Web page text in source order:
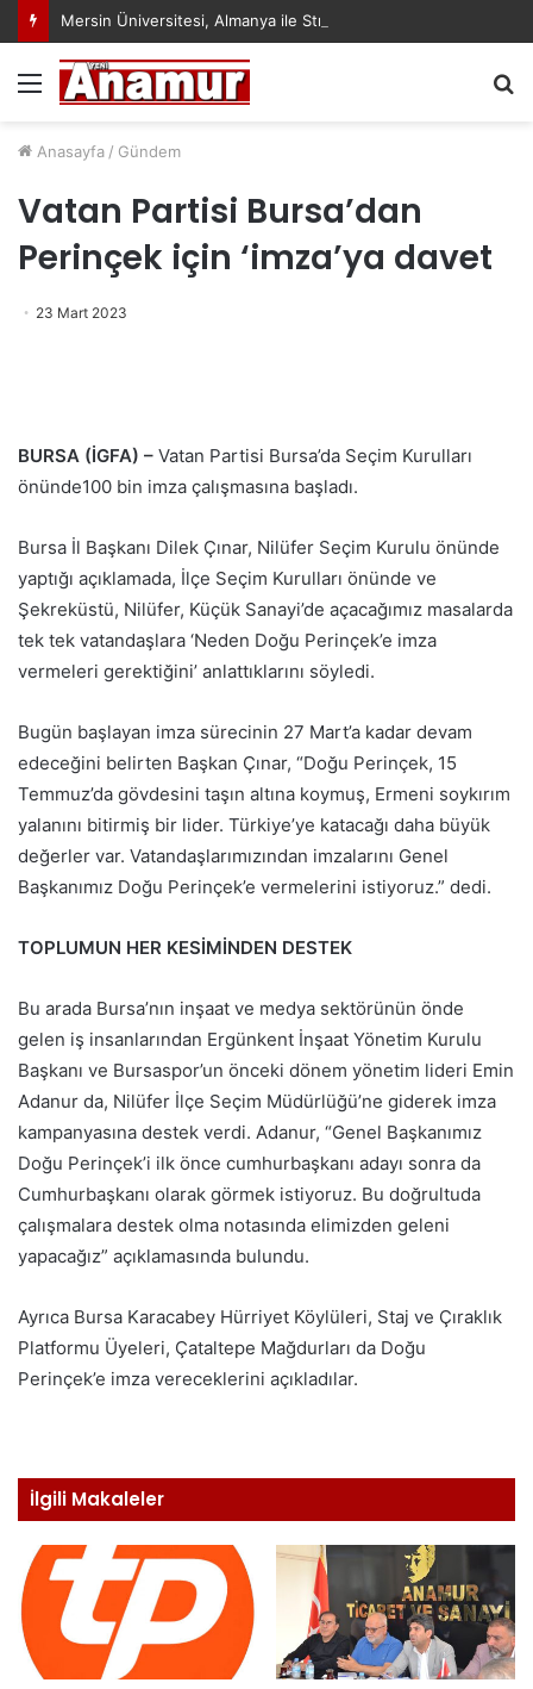
Menü
Anasayfa / Gündem
Vatan Partisi Bursa’dan
Perinçek için ‘imza’ya davet
23 Mart 2023
BURSA (İGFA) – Vatan Partisi Bursa’da Seçim Kurulları
önünde100 bin imza çalışmasına başladı.
Bursa İl Başkanı Dilek Çınar, Nilüfer Seçim Kurulu önünde
yaptığı açıklamada, İlçe Seçim Kurulları önünde ve
Şekreküstü, Nilüfer, Küçük Sanayi’de açacağımız masalarda
tek tek vatandaşlara ‘Neden Doğu Perinçek’e imza
vermeleri gerektiğini’ anlattıklarını söyledi.
Bugün başlayan imza sürecinin 27 Mart’a kadar devam
edeceğini belirten Başkan Çınar, “Doğu Perinçek, 15
Temmuz’da gövdesini taşın altına koymuş, Ermeni soykırım
yalanını bitirmiş bir lider. Türkiye’ye katacağı daha büyük
değerler var. Vatandaşlarımızından imzalarını Genel
Başkanımız Doğu Perinçek’e vermelerini istiyoruz.” dedi.
TOPLUMUN HER KESİMİNDEN DESTEK
Bu arada Bursa’nın inşaat ve medya sektörünün önde
gelen iş insanlarından Ergünkent İnşaat Yönetim Kurulu
Başkanı ve Bursaspor’un önceki dönem yönetim lideri Emin
Adanur da, Nilüfer İlçe Seçim Müdürlüğü’ne giderek imza
kampanyasına destek verdi. Adanur, “Genel Başkanımız
Doğu Perinçek’i ilk önce cumhurbaşkanı adayı sonra da
Cumhurbaşkanı olarak görmek istiyoruz. Bu doğrultuda
çalışmalara destek olma notasında elimizden geleni
yapacağız” açıklamasında bulundu.
Ayrıca Bursa Karacabey Hürriyet Köylüleri, Staj ve Çıraklık
Platformu Üyeleri, Çataltepe Mağdurları da Doğu
Perinçek’e imza vereceklerini açıkladılar.
İlgili Makaleler